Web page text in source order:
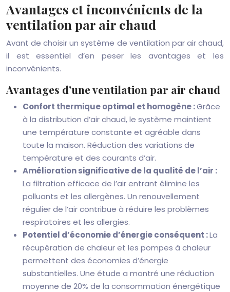
Avantages et inconvénients de la
ventilation par air chaud
Avant de choisir un système de ventilation par air chaud,
il est essentiel d’en peser les avantages et les
inconvénients.
Avantages d’une ventilation par air chaud
Confort thermique optimal et homogène :Grâce
à la distribution d’air chaud, le système maintient
une température constante et agréable dans
toute la maison. Réduction des variations de
température et des courants d’air.
Amélioration significative de la qualité de l’air :
La filtration efficace de l’air entrant élimine les
polluants et les allergènes. Un renouvellement
régulier de l’air contribue à réduire les problèmes
respiratoires et les allergies.
Potentiel d’économie d’énergie conséquent :La
récupération de chaleur et les pompes à chaleur
permettent des économies d’énergie
substantielles. Une étude a montré une réduction
moyenne de 20% de la consommation énergétique